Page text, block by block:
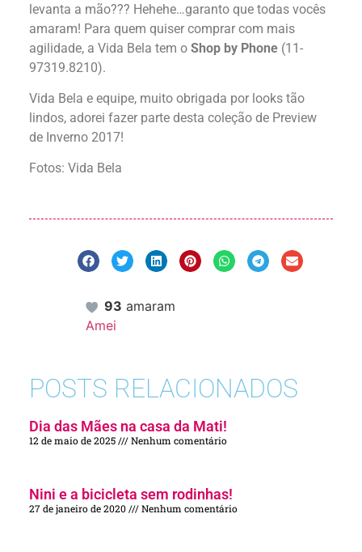
levanta a mão??? Hehehe…garanto que todas vocês
amaram! Para quem quiser comprar com mais
agilidade, a Vida Bela tem o Shop by Phone (11-
97319.8210).
Vida Bela e equipe, muito obrigada por looks tão
lindos, adorei fazer parte desta coleção de Preview
de Inverno 2017!
Fotos: Vida Bela
93 amaram
Amei
POSTS RELACIONADOS
Dia das Mães na casa da Mati!
12 de maio de 2025 Nenhum comentário
Nini e a bicicleta sem rodinhas!
27 de janeiro de 2020 Nenhum comentário